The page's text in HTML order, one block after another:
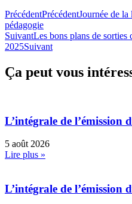
PrécédentPrécédentJournée de la
pédagogie
SuivantLes bons plans de sorties
2025Suivant
Ça peut vous
L’intégrale de l’émission
5 août 2026
Lire plus »
L’intégrale de l’émission